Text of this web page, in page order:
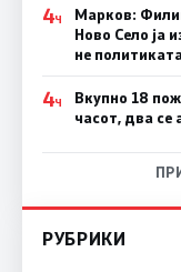
4Ч
Марков:
Ново Село ја
не
4Ч
Вкупно 18
часот, два се
РУБРИКИ